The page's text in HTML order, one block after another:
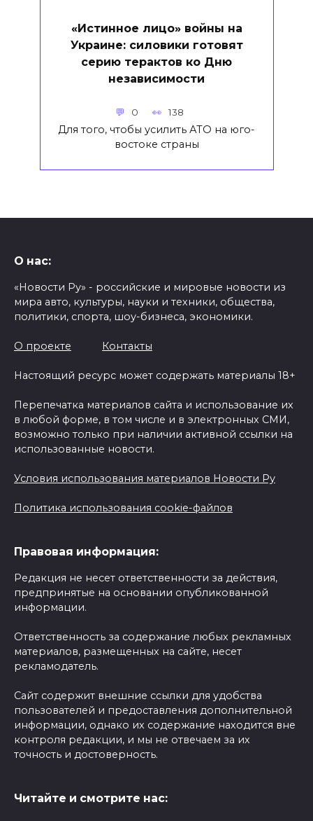
«Истинное лицо» войны на
Украине: силовики готовят
серию терактов ко Дню
независимости
0 138
Для того, чтобы усилить АТО на юго-
востоке страны
О нас:
«Новости Ру» - российские и мировые новости из
мира авто, культуры, науки и техники, общества,
политики, спорта, шоу-бизнеса, экономики.
О проекте Контакты
Настоящий ресурс может содержать материалы 18+
Перепечатка материалов сайта и использование их
в любой форме, в том числе и в электронных СМИ,
возможно только при наличии активной ссылки на
использованные новости.
Условия использования материалов Новости Ру
Политика использования cookie-файлов
Правовая информация:
Редакция не несет ответственности за действия,
предпринятые на основании опубликованной
информации.
Ответственность за содержание любых рекламных
материалов, размещенных на сайте, несет
рекламодатель.
Сайт содержит внешние ссылки для удобства
пользователей и предоставления дополнительной
информации, однако их содержание находится вне
контроля редакции, и мы не отвечаем за их
точность и достоверность.
Читайте и смотрите нас: